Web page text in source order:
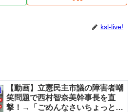
ksl-live!
【動画】立憲民主市議の障害者嘲
笑問題で西村智奈美幹事長を直
撃！→「ごめんなさいちょっと」